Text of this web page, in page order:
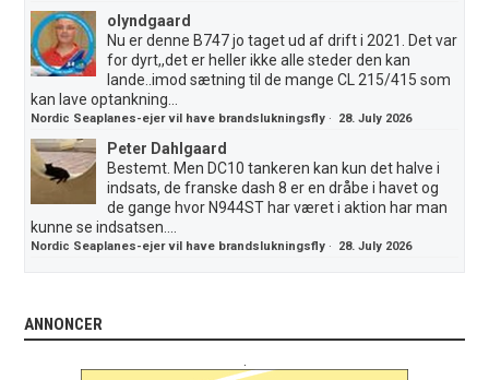
olyndgaard
Nu er denne B747 jo taget ud af drift i 2021. Det var
for dyrt,,det er heller ikke alle steder den kan
lande..imod sætning til de mange CL 215/415 som
kan lave optankning...
Nordic Seaplanes-ejer vil have brandslukningsfly · 28. July 2026
Peter Dahlgaard
Bestemt. Men DC10 tankeren kan kun det halve i
indsats, de franske dash 8 er en dråbe i havet og
de gange hvor N944ST har været i aktion har man
kunne se indsatsen....
Nordic Seaplanes-ejer vil have brandslukningsfly · 28. July 2026
ANNONCER
.